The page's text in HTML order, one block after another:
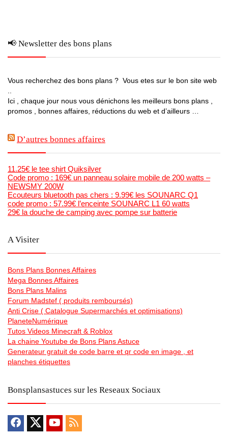
📢 Newsletter des bons plans
Vous recherchez des bons plans ? Vous etes sur le bon site web
Ici , chaque jour nous vous dénichons les meilleurs bons plans ,
promos , bonnes affaires, réductions du web et d’ailleurs …
D’autres bonnes affaires
11.25€ le tee shirt Quiksilver
Code promo : 169€ un panneau solaire mobile de 200 watts –
NEWSMY 200W
Ecouteurs bluetooth pas chers : 9.99€ les SOUNARC Q1
code promo : 57.99€ l’enceinte SOUNARC L1 60 watts
29€ la douche de camping avec pompe sur batterie
A Visiter
Bons Plans Bonnes Affaires
Mega Bonnes Affaires
Bons Plans Malins
Forum Madstef ( produits remboursés)
Anti Crise ( Catalogue Supermarchés et optimisations)
PlaneteNumérique
Tutos Videos Minecraft & Roblox
La chaine Youtube de Bons Plans Astuce
Generateur gratuit de code barre et qr code en image , et
planches étiquettes
Bonsplansastuces sur les Reseaux Sociaux